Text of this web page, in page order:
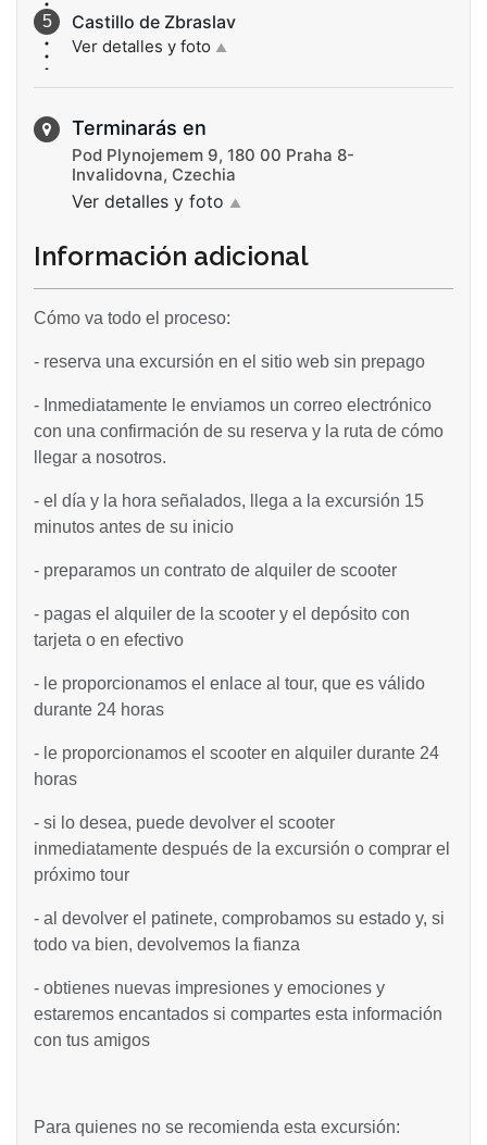
Castillo de Zbraslav
Ver detalles y foto ▲
Terminarás en
Pod Plynojemem 9, 180 00 Praha 8-
Invalidovna, Czechia
Ver detalles y foto ▲
Información adicional
Cómo va todo el proceso:
- reserva una excursión en el sitio web sin prepago
- Inmediatamente le enviamos un correo electrónico
con una confirmación de su reserva y la ruta de cómo
llegar a nosotros.
- el día y la hora señalados, llega a la excursión 15
minutos antes de su inicio
- preparamos un contrato de alquiler de scooter
- pagas el alquiler de la scooter y el depósito con
tarjeta o en efectivo
- le proporcionamos el enlace al tour, que es válido
durante 24 horas
- le proporcionamos el scooter en alquiler durante 24
horas
- si lo desea, puede devolver el scooter
inmediatamente después de la excursión o comprar el
próximo tour
- al devolver el patinete, comprobamos su estado y, si
todo va bien, devolvemos la fianza
- obtienes nuevas impresiones y emociones y
estaremos encantados si compartes esta información
con tus amigos
Para quienes no se recomienda esta excursión: